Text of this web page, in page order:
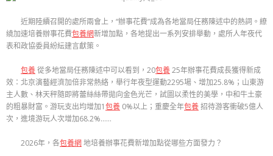
近期陸續召開的處所兩會上，“辦事花費”成為各地當局任務陳述中的熱詞。繚
繞加速培養辦事花費包養網新增加點，各地提出一系列安排舉動，處所人年夜代
表和政協委員紛紜建言獻策。
包養從多地當局任務陳述中可以看到，20包養25年辦事花費成長獲得新成
效：北京演藝經濟加倍非常熱絡，舉行年夜型運動2295場、增加25.8%；山東游
主人數、林天秤隨即將蕾絲絲帶拋向金色光芒，試圖以柔性的美學，中和牛土豪
的粗暴財富。游玩支出均增加1包養 0%以上；重慶全年包養招待游客衝破5億人
次，進境游玩人次增加68.2%……
2026年，各包養網地培養辦事花費新增加點從哪些方面發力？